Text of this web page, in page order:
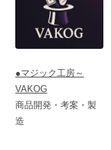
●マジック工房～
VAKOG
商品開発・考案・製
造